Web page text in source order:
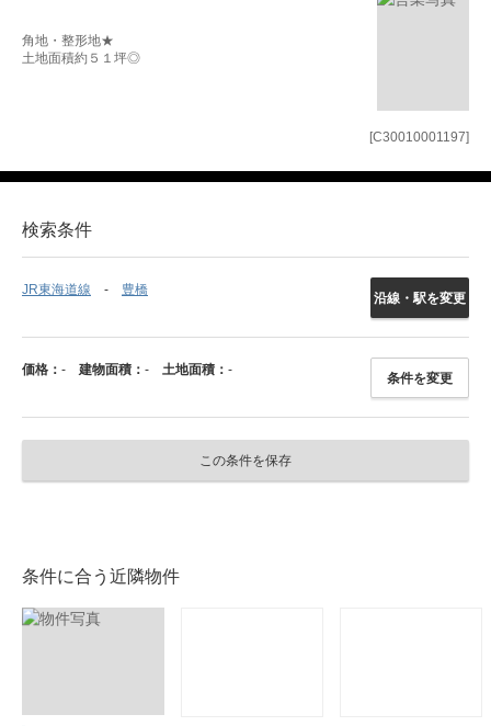
[C30010001197]
角地・整形地★
土地面積約５１坪◎
検索条件
JR東海道線 豊橋
沿線・駅を変更
価格： - 建物面積： - 土地面積： -
条件を変更
この条件を保存
条件に合う近隣物件